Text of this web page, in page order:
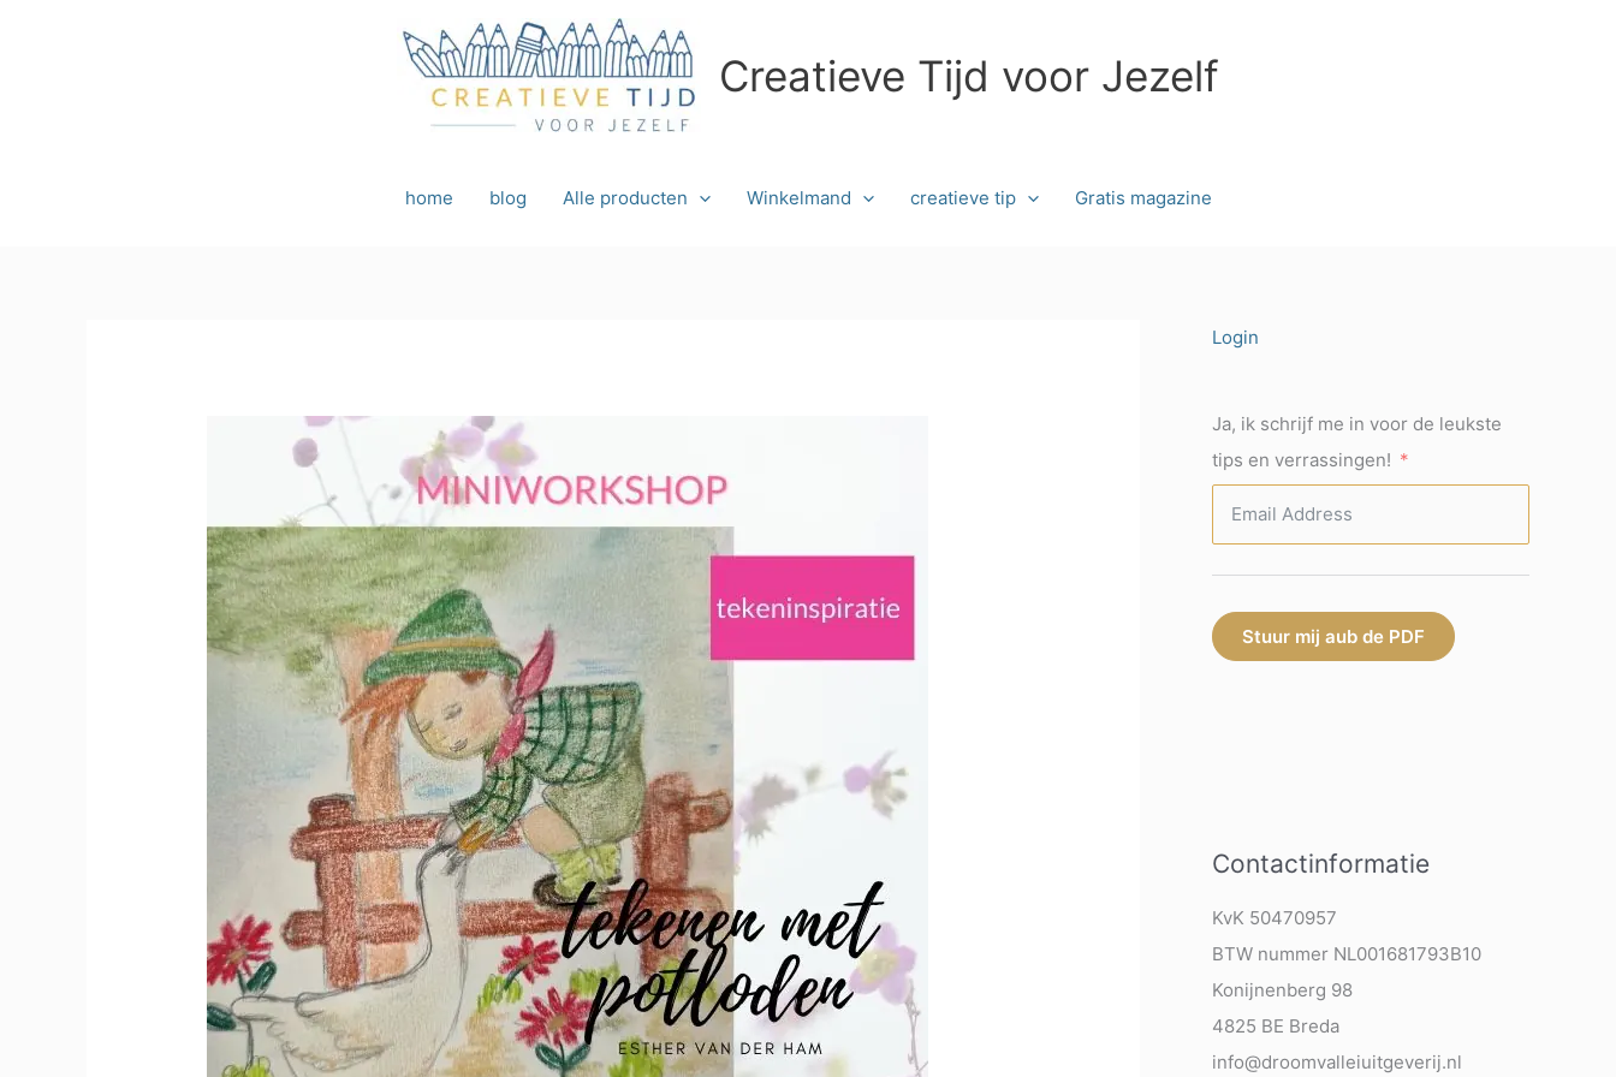
Creatieve Tijd voor Jezelf
home blog Alle producten Winkelmand creatieve tip Gratis magazine
Login
Ja, ik schrijf me in voor de leukste
tips en verrassingen!
Stuur mij aub de PDF
Contactinformatie
KvK 50470957
BTW nummer NL001681793B10
Konijnenberg 98
4825 BE Breda
info@droomvalleiuitgeverij.nl